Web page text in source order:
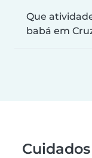
Que
babá em